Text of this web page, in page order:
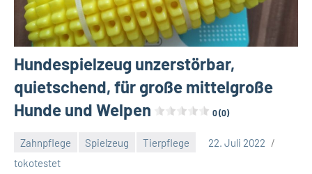
Hundespielzeug unzerstörbar,
quietschend, für große mittelgroße
Hunde und Welpen
0 (0)
Zahnpflege Spielzeug Tierpflege
22. Juli 2022
tokotestet
Keine